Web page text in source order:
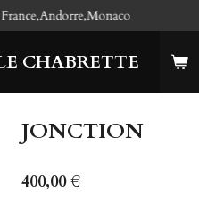
CHABRETTE
JONCTION
400,00 €